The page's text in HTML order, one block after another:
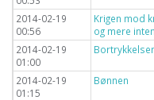
2014-02-19
00:56
Krigen mod
og mere
2014-02-19
01:00
2014-02-19
01:15
Bønnen